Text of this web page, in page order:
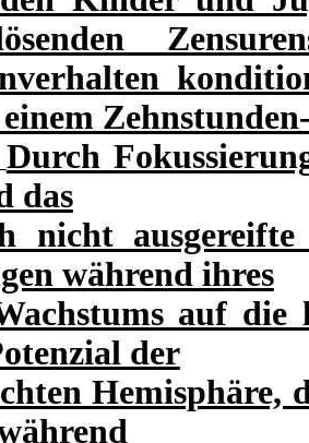
Durch
das
nicht
während ihres
auf die
der
Hemisphäre,